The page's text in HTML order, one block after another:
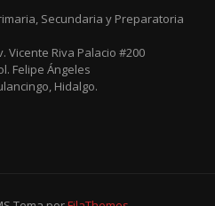
Secundaria y Preparatoria
Vicente Riva Palacio #200
Felipe Ángeles
Hidalgo.